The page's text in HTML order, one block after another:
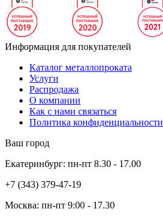
Информация для покупателей
Каталог металлопроката
Услуги
Распродажа
О компании
Как с нами связаться
Политика конфиденциальности
Ваш город
Екатеринбург: пн-пт 8.30 - 17.00
+7 (343) 379-47-19
Москва: пн-пт 9:00 - 17.30